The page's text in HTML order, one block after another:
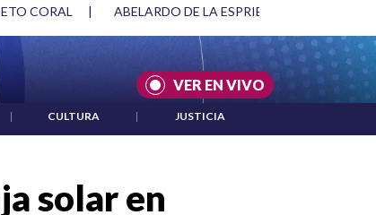
Y DMG | ACUERDOS ENTRE ESTADOS UNIDOS E
VER EN VIVO
| CULTURA | JUSTICIA
solar en